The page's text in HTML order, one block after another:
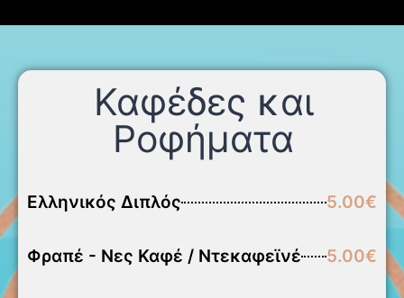
Καφέδες και
Ροφήματα
Ελληνικός Διπλός 5.00€
Φραπέ - Νες Καφέ / Ντεκαφεϊνέ 5.00€